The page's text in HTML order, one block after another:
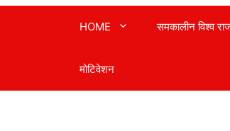
HOME समकालीन विश्व
मोटिवेशन